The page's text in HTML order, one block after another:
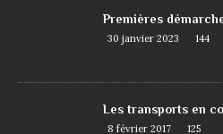
Premières
30 janvier 2023 144
Les transports en
8 février 2017 125